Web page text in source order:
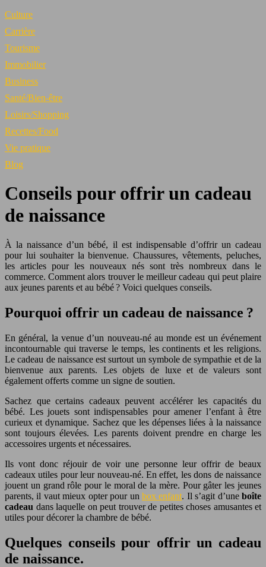
Culture
Carrière
Tourisme
Immobilier
Business
Santé/Bien-être
Loisirs/Shopping
Recettes/Food
Vie pratique
Blog
Conseils pour offrir un cadeau
de naissance
À la naissance d’un bébé, il est indispensable d’offrir un cadeau
pour lui souhaiter la bienvenue. Chaussures, vêtements, peluches,
les articles pour les nouveaux nés sont très nombreux dans le
commerce. Comment alors trouver le meilleur cadeau qui peut plaire
aux jeunes parents et au bébé ? Voici quelques conseils.
Pourquoi offrir un cadeau de naissance ?
En général, la venue d’un nouveau-né au monde est un événement
incontournable qui traverse le temps, les continents et les religions.
Le cadeau de naissance est surtout un symbole de sympathie et de la
bienvenue aux parents. Les objets de luxe et de valeurs sont
également offerts comme un signe de soutien.
Sachez que certains cadeaux peuvent accélérer les capacités du
bébé. Les jouets sont indispensables pour amener l’enfant à être
curieux et dynamique. Sachez que les dépenses liées à la naissance
sont toujours élevées. Les parents doivent prendre en charge les
accessoires urgents et nécessaires.
Ils vont donc réjouir de voir une personne leur offrir de beaux
cadeaux utiles pour leur nouveau-né. En effet, les dons de naissance
jouent un grand rôle pour le moral de la mère. Pour gâter les jeunes
parents, il vaut mieux opter pour un box enfant. Il s’agit d’uneboîte
cadeau dans laquelle on peut trouver de petites choses amusantes et
utiles pour décorer la chambre de bébé.
Quelques conseils pour offrir un cadeau
de naissance.